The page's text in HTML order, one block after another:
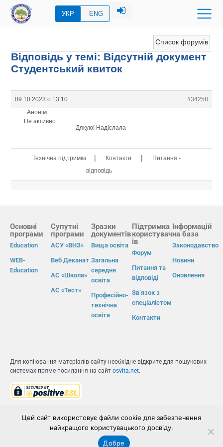
УКР ENG
Список форумів
Відповідь у темі: Відсутній документ
Студентський квиток
09.10.2023 о 13:10
#34258
Анонім
Не активно
Дякую! Надіслала
Технічна підтримка | Контакти |
Питання -
відповідь
Основні
програми
Education
WEB-
Education
Супутні
програми
АСУ «ВНЗ»
Веб Деканат
АС «Школа»
АС «Тест»
Зразки
документів
Вища освіта
Загальна
середня
освіта
Професійно-
технічна
освіта
Підтримка
користувач
ів
Форум
Питання та
відповіді
Зв’язок з
спеціалістом
Контакти
Інформацій
на база
Законодавство
Новини
Оновлення
Для копіювання матеріалів сайту необхідне відкрите для пошукових
системах пряме посилання на сайт osvita.net.
ІВС «ОСВІТА»
Цей сайт використовує файли cookie для забезпечення
найкращого користувацького досвіду.
Добре